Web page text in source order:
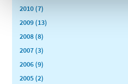
2010 (7)
2009 (13)
2008 (8)
2007 (3)
2006 (9)
2005 (2)